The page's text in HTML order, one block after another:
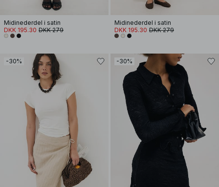
Midinederdel i satin
DKK 195.30 DKK 279
Midinederdel i satin
DKK 195.30 DKK 279
-30% -30%